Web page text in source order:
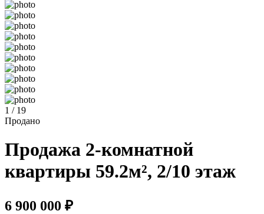
1 / 19
Продано
Продажа 2-комнатной
квартиры 59.2м², 2/10 этаж
6 900 000 ₽